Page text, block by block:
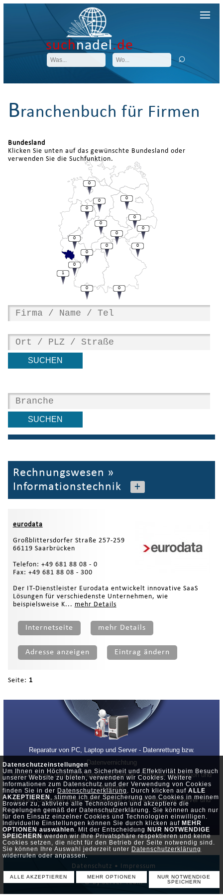
Datenschutzeinstellungen
Um Ihnen ein Höchstmaß an Sicherheit und Effektivität beim Besuch
unserer Website zu bieten, verwenden wir Cookies. Weitere
Informationen zum Datenschutz und der Verwendung von Cookies
finden Sie in der Datenschutzerklärung . Durch klicken auf ALLE
AKZEPTIEREN , stimme ich der Speicherung von Cookies in meinem
Browser zu, aktiviere alle Technologien und akzeptiere die
Regelungen gemäß der Datenschutzerklärung. Sie können auch nur
für den Einsatz einzelner Cookies und Technologien einwilligen.
Individuelle Einstellungen können Sie durch klicken auf MEHR
OPTIONEN auswählen. Mit der Entscheidung NUR NOTWENDIGE
SPEICHERNwerden wir Ihre Privatsphäre respektieren und keine
Cookies setzen, die nicht für den Betrieb der Seite notwendig sind.
Sie können Ihre Auswahl jederzeit unter Datenschutzerklärung
widerrufen oder anpassen.
ALLE AKZEPTIEREN MEHR OPTIONEN
NUR NOTWENDIGE
SPEICHERN
suchnadel.de
Branchenbuch für Firmen
Bundesland
Klicken Sie unten auf das gewünschte Bundesland oder
verwenden Sie die Suchfunktion.
0
0
0
0
0
0
0
0
0
0
1
0
0
0
0
0
Rechnungswesen »
Informationstechnik
+
eurodata
Großblittersdorfer Straße 257-259
66119 Saarbrücken
Telefon: +49 681 88 08 - 0
Fax: +49 681 88 08 - 300
Der IT-Dienstleister Eurodata entwickelt innovative SaaS
Lösungen für verschiedenste Unternehmen, wie
beispielsweise K... mehr Details
Internetseite mehr Details
Adresse anzeigen Eintrag ändern
Seite: 1
Reparatur von PC, Laptop und Server - Datenrettung bzw.
Datenvernichtung
Wartung von Computer, Laptop und Server - Software Installation und
Wartung
Verkauf Computer Hard- und Software - 24h Notdienst für Server und
PC
Datenschutz • Impressum
© by Server-Team